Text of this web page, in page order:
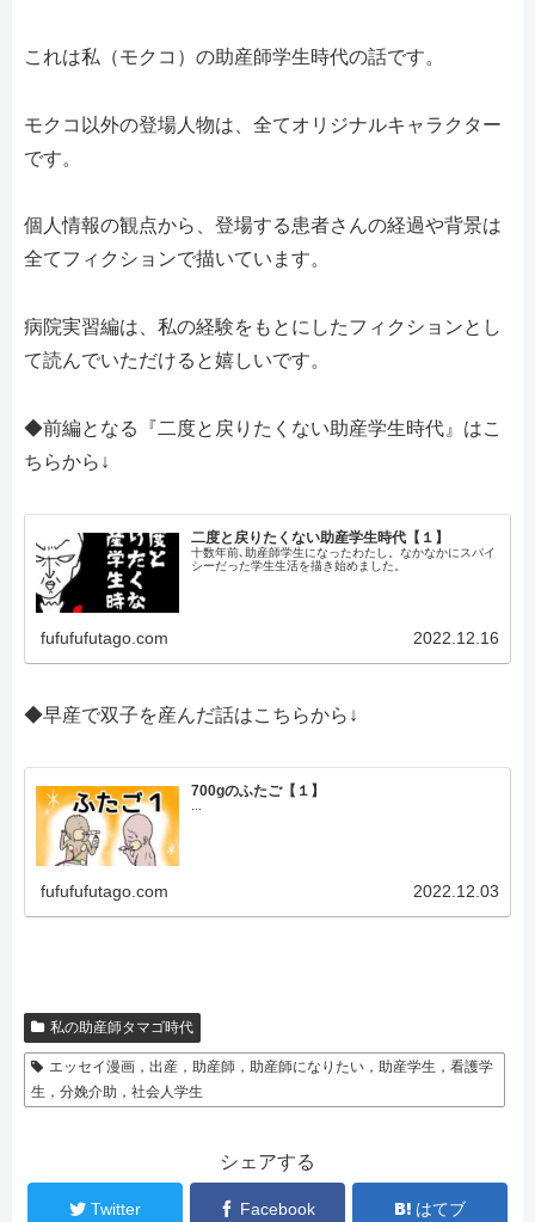
これは私（モクコ）の助産師学生時代の話です。
モクコ以外の登場人物は、全てオリジナルキャラクター
です。
個人情報の観点から、登場する患者さんの経過や背景は
全てフィクションで描いています。
病院実習編は、私の経験をもとにしたフィクションとし
て読んでいただけると嬉しいです。
◆前編となる『二度と戻りたくない助産学生時代』はこ
ちらから ↓
二度と戻りたくない助産学生時代【１】
十数年前､助産師学生になったわたし。なかなかにスパイ
シーだった学生生活を描き始めました。
fufufufutago.com 2022.12.16
◆早産で双子を産んだ話はこちらから↓
700gのふたご【１】
fufufufutago.com 2022.12.03
私の助産師タマゴ時代
エッセイ漫画，出産，助産師，助産師になりたい，助産学生，看護学
生，分娩介助，社会人学生
シェアする
Twitter Facebook はてブ